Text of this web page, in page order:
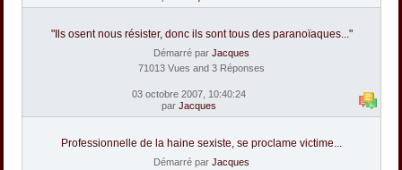
"Ils osent nous résister, donc ils sont tous des paranoïaques..."
Démarré par Jacques
71013 Vues and 3 Réponses
03 octobre 2007, 10:40:24
par Jacques
Professionnelle de la haine sexiste, se proclame victime...
Démarré par Jacques